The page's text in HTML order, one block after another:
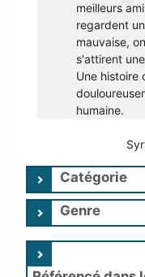
Aide à la connexion
J'ai oublié mon mot
meilleurs
regardent
mauvaise,
s'attirent
Une histoire
humaine.
Catégorie
Genre